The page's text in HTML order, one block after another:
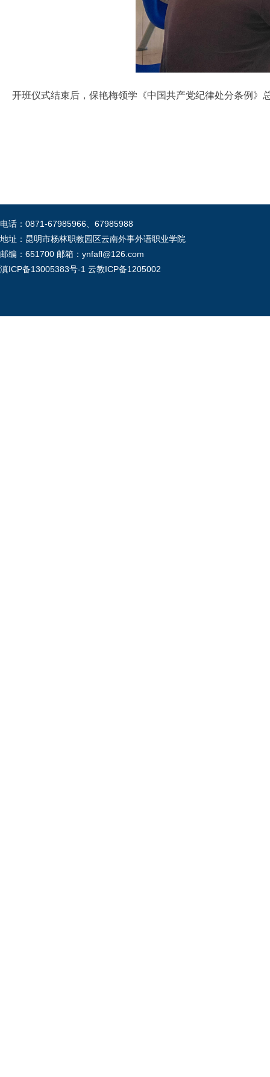
开班仪式结束后，保艳梅领学《中国共产党纪律处分条例
电话：0871-67985966、67985988
地址：昆明市杨林职教园区云南外事外语职业学院
邮编：651700 邮箱：ynfafl@126.com
滇ICP备13005383号-1 云教ICP备1205002